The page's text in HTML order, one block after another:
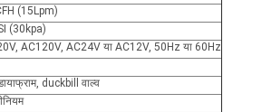
(15Lpm)
(30kpa)
AC120V, AC24V या AC12V, 50Hz या 60Hz
duckbill वाल्व